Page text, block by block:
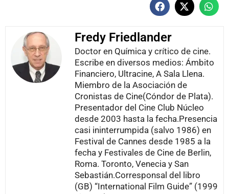
Fredy Friedlander
Doctor en Química y crítico de cine.
Escribe en diversos medios: Ámbito
Financiero, Ultracine, A Sala Llena.
Miembro de la Asociación de
Cronistas de Cine(Cóndor de Plata).
Presentador del Cine Club Núcleo
desde 2003 hasta la fecha.Presencia
casi ininterrumpida (salvo 1986) en
Festival de Cannes desde 1985 a la
fecha y Festivales de Cine de Berlin,
Roma. Toronto, Venecia y San
Sebastián.Corresponsal del libro
(GB) “International Film Guide” (1999